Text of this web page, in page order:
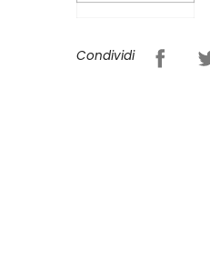
Condividi